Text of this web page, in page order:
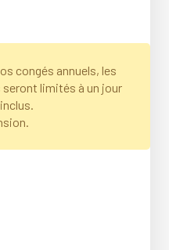
congés annuels, les
limités à un jour